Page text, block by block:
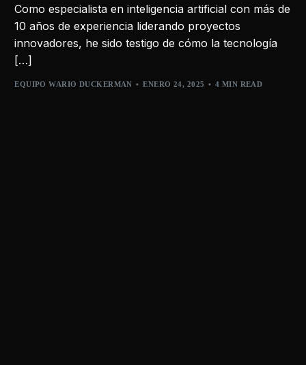
Como especialista en inteligencia artificial con más de
10 años de experiencia liderando proyectos
innovadores, he sido testigo de cómo la tecnología
[…]
EQUIPO WARIO DUCKERMAN ENERO 24, 2025 4 MIN READ